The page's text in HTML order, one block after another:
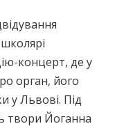
концерт, де у
орган, його
у Львові. Під
твори Йоганна